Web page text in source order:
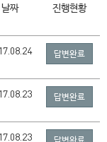
날짜 진행현황
답변완료
답변완료
답변완료